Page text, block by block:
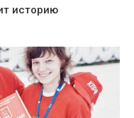
историю